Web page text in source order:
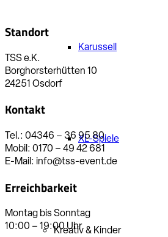
Karussell
XL-Spiele
Kreativ & Kinder
Standort
TSS e.K.
Borghorsterhütten 10
24251 Osdorf
Kontakt
Tel.: 04346 – 36 95 80
Mobil: 0170 – 49 42 681
E-Mail: info@tss-event.de
Erreichbarkeit
Montag bis Sonntag
10:00 – 19:00 Uhr